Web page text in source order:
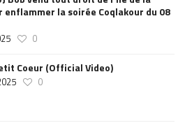
enflammer la soirée Coqlakour du 08
0
Coeur (Official Video)
0